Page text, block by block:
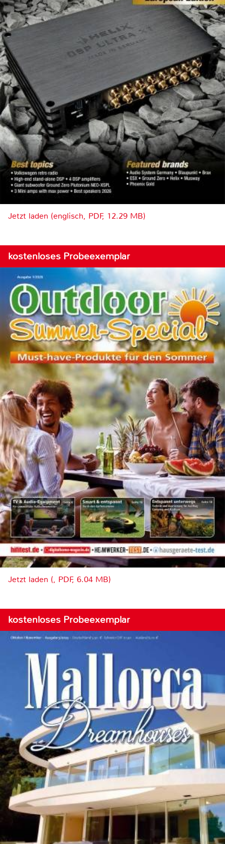
Jetzt laden (englisch, PDF, 12.29 MB)
kostenloses Probeexemplar
Jetzt laden (, PDF, 6.04 MB)
kostenloses Probeexemplar